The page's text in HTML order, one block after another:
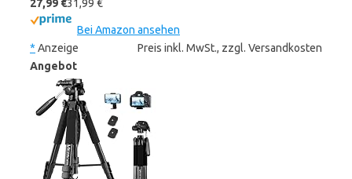
27,99 €31,99 €
Bei Amazon ansehen
* Anzeige
Preis inkl. MwSt., zzgl. Versandkosten
Angebot